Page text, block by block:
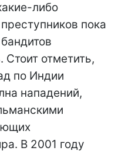
либо
пока
Стоит отметить,
по Индии
нападений,
В 2001 году